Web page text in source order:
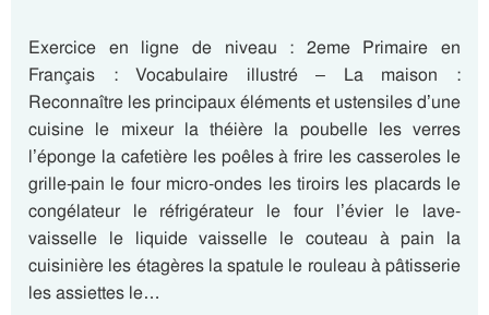
Exercice en ligne de niveau : 2eme Primaire en
Français : Vocabulaire illustré – La maison :
Reconnaître les principaux éléments et ustensiles d’une
cuisine le mixeur la théière la poubelle les verres
l’éponge la cafetière les poêles à frire les casseroles le
grille-pain le four micro-ondes les tiroirs les placards le
congélateur le réfrigérateur le four l’évier le lave-
vaisselle le liquide vaisselle le couteau à pain la
cuisinière les étagères la spatule le rouleau à pâtisserie
les assiettes le…